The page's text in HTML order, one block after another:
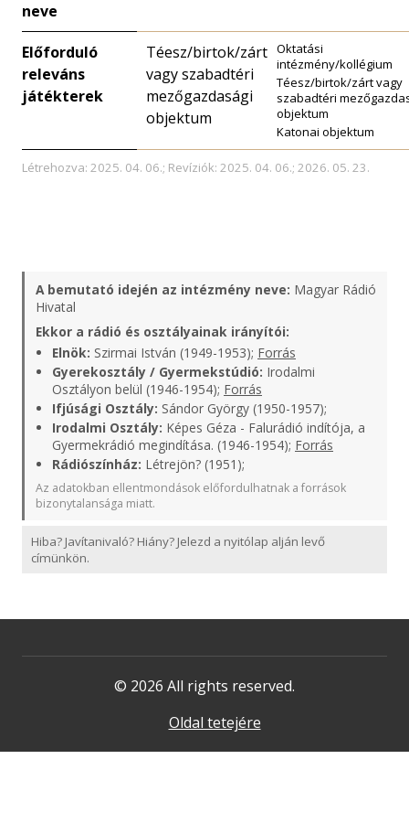
neve
Előforduló
releváns
játékterek
Téesz/birtok/zárt
vagy szabadtéri
mezőgazdasági
objektum
Oktatási
intézmény/kollégium
Téesz/birtok/zárt vagy
szabadtéri
objektum
Katonai objektum
Létrehozva: 2025. 04. 06.; Revíziók: 2025. 04. 06.; 2026. 05. 23.
A bemutató idején az intézmény neve: Magyar Rádió
Hivatal
Ekkor a rádió és osztályainak irányítói:
Elnök: Szirmai István (1949-1953); Forrás
Gyerekosztály / Gyermekstúdió: Irodalmi
Osztályon belül (1946-1954); Forrás
Ifjúsági Osztály: Sándor György (1950-1957);
Irodalmi Osztály: Képes Géza - Falurádió indítója, a
Gyermekrádió megindítása. (1946-1954); Forrás
Rádiószínház: Létrejön? (1951);
Az adatokban ellentmondások előfordulhatnak a források
bizonytalansága miatt.
Hiba? Javítanivaló? Hiány? Jelezd a nyitólap alján levő
címünkön.
© 2026 All rights reserved.
Oldal tetejére